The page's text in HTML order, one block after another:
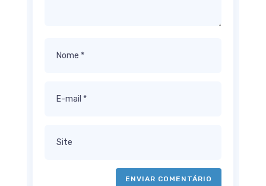
ENVIAR COMENTÁRIO